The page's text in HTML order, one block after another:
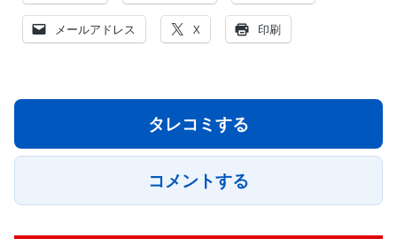
メールアドレス X 印刷
タレコミする
コメントする